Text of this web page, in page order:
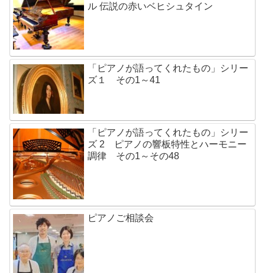
ル 伝説の赤いベヒシュタイン
「ピアノが語ってくれたもの」シリー
ズ１ その1～41
「ピアノが語ってくれたもの」シリー
ズ 2 ピアノの響板特性とハーモニー
調律 その1～その48
ピアノご相談会